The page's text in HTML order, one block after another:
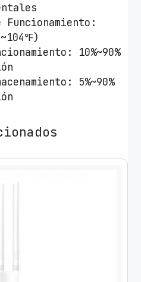
Funcionamiento:
10%~90%
5%~90%